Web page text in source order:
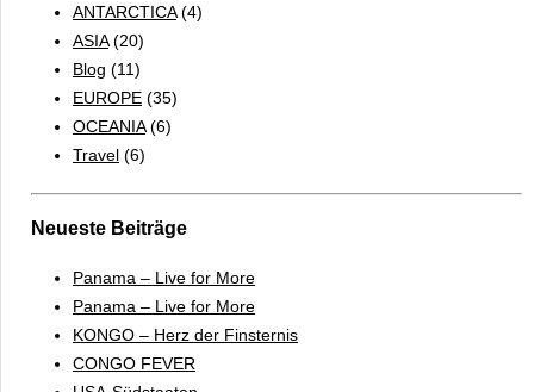
ANTARCTICA(4)
ASIA(20)
Blog (11)
EUROPE (35)
OCEANIA(6)
Travel (6)
Neueste Beiträge
Panama – Live for More
Panama – Live for More
KONGO – Herz der Finsternis
CONGO FEVER